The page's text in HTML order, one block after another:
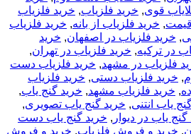
قوی, خرید فلزیاب, خرید فلزیاب
قیمت, خرید فلزیاب از بانه, خرید فلزیاب
, خرید فلزیاب در اصفهان, خرید
در ترکیه, خرید فلزیاب در تهران,
فلزیاب در مشهد, خرید فلزیاب دست
, خرید فلزیاب دستی, خرید فلزیاب
, خرید فلزیاب مشهد, خرید گنج یاب,
یاب انتنی, خرید گنج یاب تصویری,
یاب در دیوار , خرید گنج یاب دست
, خرید و فروش فلزیاب, خرید و فروش